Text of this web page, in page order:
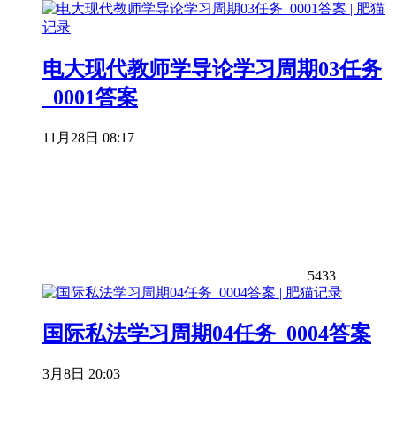
电大现代教师学导论学习周期03任务
_0001答案
11月28日 08:17
5433
国际私法学习周期04任务_0004答案
3月8日 20:03